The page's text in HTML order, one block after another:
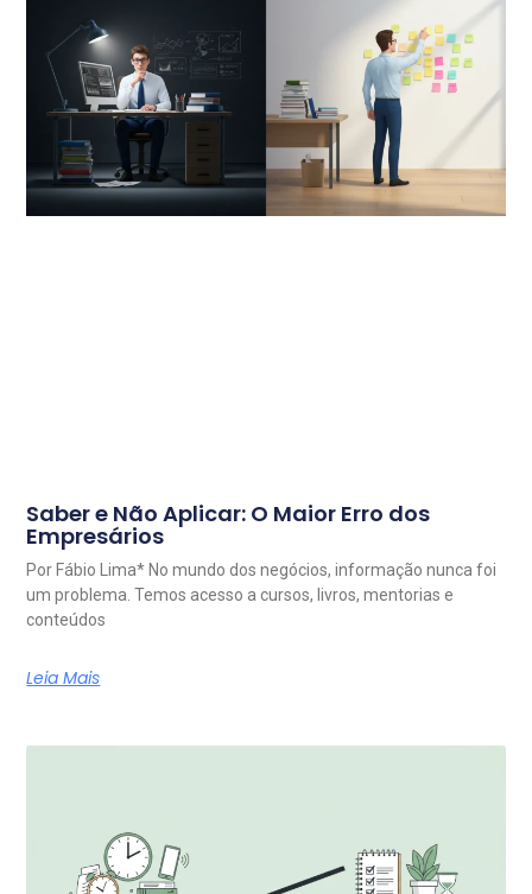
Saber e Não Aplicar: O Maior Erro dos
Empresários
Por Fábio Lima* No mundo dos negócios, informação nunca foi
um problema. Temos acesso a cursos, livros, mentorias e
conteúdos
Leia Mais